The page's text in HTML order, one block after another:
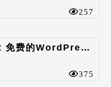
257
Site Kit 免费的WordPress数据统计插件
375